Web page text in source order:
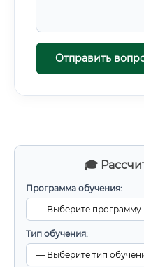
🎓
Программа обучения:
Тип обучения:
Отправить